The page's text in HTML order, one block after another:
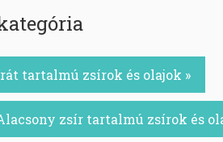
tartalmú zsírok és olajok »
zsír tartalmú zsírok és